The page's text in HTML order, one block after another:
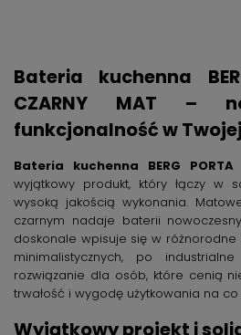
Bateria kuchenna
CZARNY MAT –
funkcjonalność w
Bateria kuchenna BERG PORTA
wyjątkowy produkt, który łączy w
wysoką jakością wykonania.
czarnym nadaje baterii
doskonale wpisuje się w
minimalistycznych, po
rozwiązanie dla osób, które cenią
trwałość i wygodę użytkowania na co
Wyjątkowy projekt i